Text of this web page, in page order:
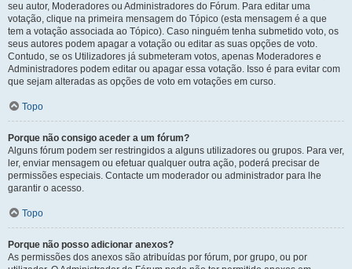
seu autor, Moderadores ou Administradores do Fórum. Para editar uma
votação, clique na primeira mensagem do Tópico (esta mensagem é a que
tem a votação associada ao Tópico). Caso ninguém tenha submetido voto, os
seus autores podem apagar a votação ou editar as suas opções de voto.
Contudo, se os Utilizadores já submeteram votos, apenas Moderadores e
Administradores podem editar ou apagar essa votação. Isso é para evitar com
que sejam alteradas as opções de voto em votações em curso.
Topo
Porque não consigo aceder a um fórum?
Alguns fórum podem ser restringidos a alguns utilizadores ou grupos. Para ver,
ler, enviar mensagem ou efetuar qualquer outra ação, poderá precisar de
permissões especiais. Contacte um moderador ou administrador para lhe
garantir o acesso.
Topo
Porque não posso adicionar anexos?
As permissões dos anexos são atribuídas por fórum, por grupo, ou por